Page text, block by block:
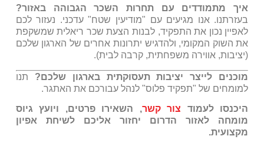
איך מתמודדים עם תחרות השכר הגבוהה באזור?
בעזרתנו. אנו מגיעים עם "מודיעין שטח" עדכני. נעזור לכם
לאפיין נכון את התפקיד, לבנות הצעת שכר ריאלית שמשקפת
את השוק המקומי, ולהדגיש יתרונות אחרים של הארגון שלכם
(יציבות, אווירה משפחתית, קרבה לבית).
מוכנים לייצר יציבות תעסוקתית בארגון שלכם? תנו
למומחים של "תפקיד פלוס" לנהל עבורכם את האתגר.
היכנסו לעמוד צור קשר, השאירו פרטים, ויועץ גיוס
מומחה לאזור הדרום יחזור אליכם לשיחת אפיון
מקצועית.